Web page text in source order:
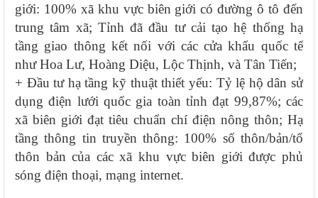
giới: 100% xã khu vực biên giới có đường ô tô đến
trung tâm xã; Tỉnh đã đầu tư cải tạo hệ thống hạ
tầng giao thông kết nối với các cửa khẩu quốc tế
như Hoa Lư, Hoàng Diệu, Lộc Thịnh, và Tân Tiến;
+ Đầu tư hạ tầng kỹ thuật thiết yếu: Tỷ lệ hộ dân sử
dụng điện lưới quốc gia toàn tỉnh đạt 99,87%; các
xã biên giới đạt tiêu chuẩn chí điện nông thôn; Hạ
tầng thông tin truyền thông: 100% số thôn/bản/tổ
thôn bản của các xã khu vực biên giới được phủ
sóng điện thoại, mạng internet.